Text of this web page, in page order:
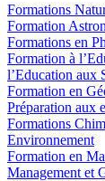
Formations
Formation
Formations en
Formation à
l’Education aux
Formation en
Préparation aux
Formations
Environnement
Formation en
Management et